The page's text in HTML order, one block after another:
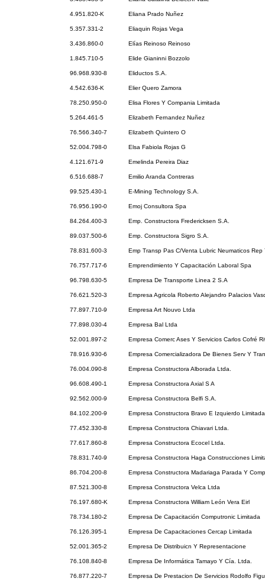
4.951.820-K Eliana Prado Nuñez
5.357.331-2 Eliaquin Rojas Vega
3.436.860-0 Elías Reinoso Reinoso
1.845.710-5 Elide Gianinni Bozzolo
96.968.930-8 Eliductos S.A.
4.542.636-K Elier Quero Zamora
78.250.950-0 Elisa Flores Y Compania Limitada
5.264.461-5 Elizabeth Fernandez Nuñez
76.566.340-7 Elizabeth Quintero O
52.004.798-0 Elsa Fabiola Rojas G
4.121.671-9 Emelinda Pereira Diaz
6.516.688-7 Emilio Aranda Contreras
99.525.430-1 E-Mining Technology S.A.
76.956.190-0 Emoj Consultora Spa
84.264.400-3 Emp. Constructora Fredericksen S.A.
89.037.500-6 Emp. Constructora Sigro S.A.
78.831.600-3 Emp Transp Pas C/Venta Lubric Neumaticos Rep
76.757.717-6 Emprendimiento Y Capacitación Laboral Spa
96.798.630-5 Empresa De Transporte Linea 2 S.A
76.621.520-3 Empresa Agricola Roberto Alejandro Palacios
77.897.710-9 Empresa Art Nouvo Ltda
77.898.030-4 Empresa Bal Ltda
52.001.897-2 Empresa Comerc Ases Y Servicios Carlos Cofré
78.916.930-6 Empresa Comercializadora De Bienes Serv Y
76.004.090-8 Empresa Constructora Alborada Ltda.
96.608.490-1 Empresa Constructora Axial S A
92.562.000-9 Empresa Constructora Belfi S.A.
84.102.200-9 Empresa Constructora Bravo E Izquierdo Limitada
77.452.330-8 Empresa Constructora Chiavari Ltda.
77.617.860-8 Empresa Constructora Ecocel Ltda.
78.831.740-9 Empresa Constructora Haga Construcciones
86.704.200-8 Empresa Constructora Madariaga Parada Y
87.521.300-8 Empresa Constructora Velca Ltda
76.197.680-K Empresa Constructora William León Vera Eirl
78.734.180-2 Empresa De Capacitación Computronic Limitada
76.126.395-1 Empresa De Capacitaciones Cercap Limitada
52.001.365-2 Empresa De Distribuicn Y Representacione
76.108.840-8 Empresa De Informática Tamayo Y Cía. Ltda.
76.877.220-7 Empresa De Prestacion De Servicios Rodolfo